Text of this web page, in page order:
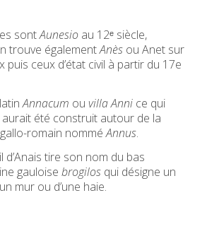
sontAunesioau 12ᵉ siècle,
trouve égalementAnèsou Anet sur
puis ceux d’état civil à partir du 17e
Annacum ou villa Annice qui
aurait été construit autour de la
romain nomméAnnus.
d’Anais tire son nom du bas
gauloise brogilosqui désigne un
mur ou d’une haie.